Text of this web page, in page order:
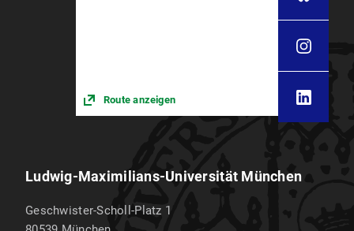
Route anzeigen
Ludwig-Maximilians-Universität München
Geschwister-Scholl-Platz 1